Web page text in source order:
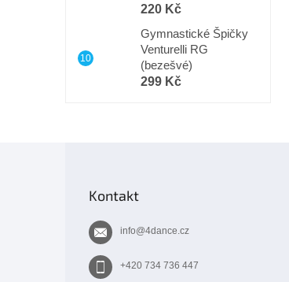
220 Kč
Gymnastické Špičky
Venturelli RG
(bezešvé)
299 Kč
Kontakt
info@4dance.cz
+420 734 736 447